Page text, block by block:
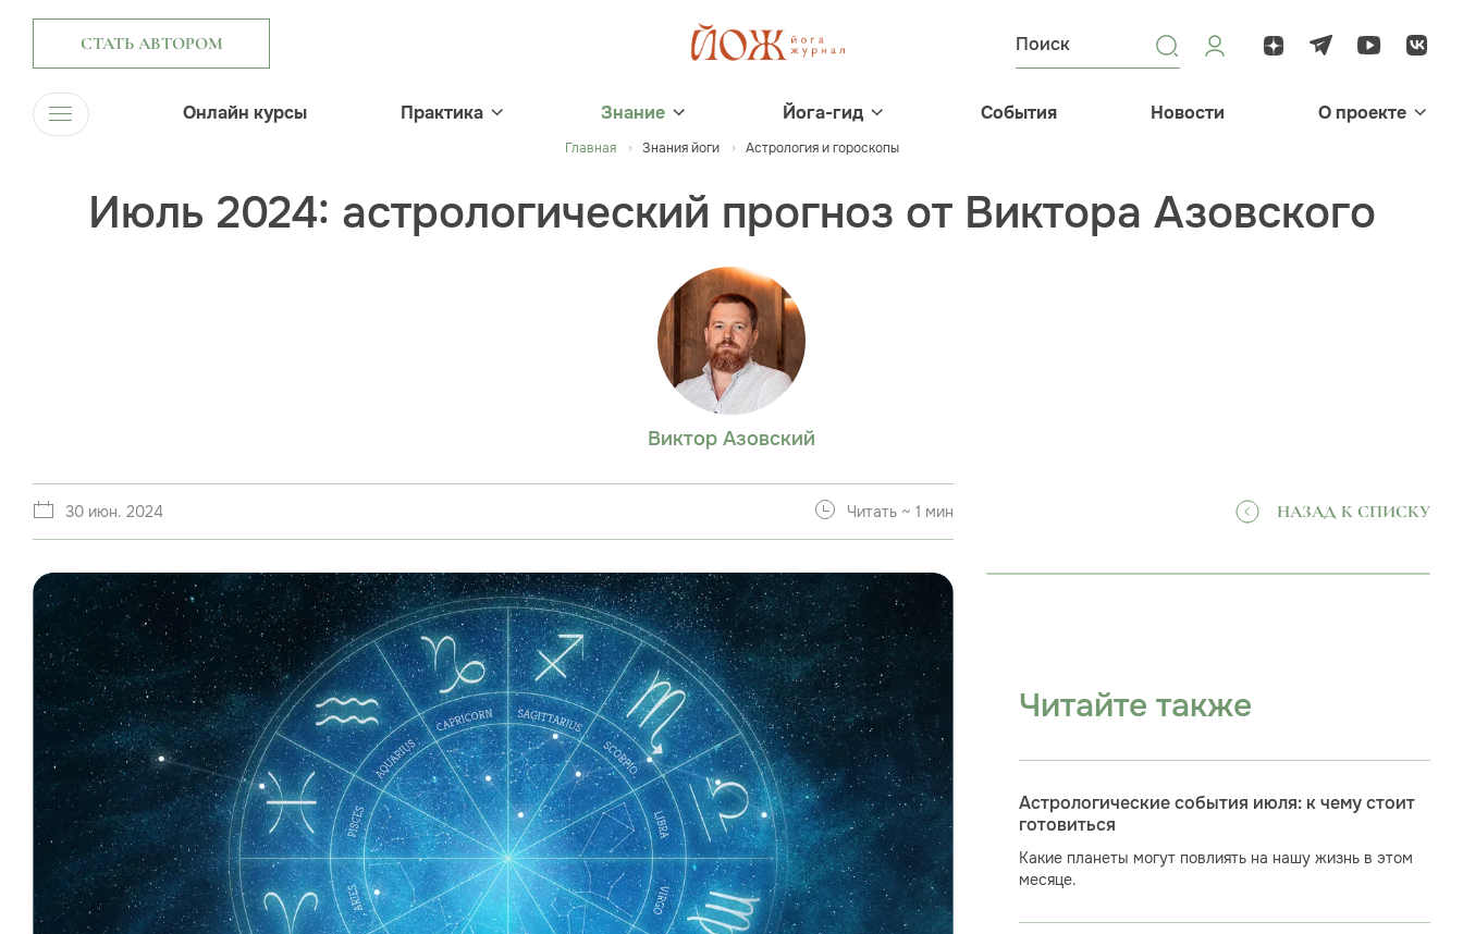
СТАТЬ АВТОРОМ
Онлайн курсы Практика Знание Йога-гид События Новости О проекте
Главная Знания йоги Астрология и гороскопы
Июль 2024: астрологический прогноз от Виктора Азовского
Виктор Азовский
30 июн. 2024 Читать ~ 1 мин НАЗАД К СПИСКУ
Читайте также
Астрологические события июля: к чему стоит
готовиться
Какие планеты могут повлиять на нашу жизнь в этом
месяце.